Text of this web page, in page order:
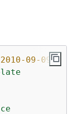
2010-09-09